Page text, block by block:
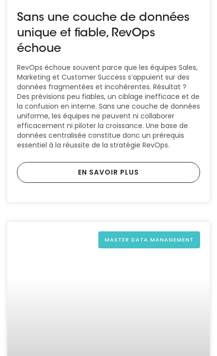
Sans une couche de données
unique et fiable, RevOps
échoue
RevOps échoue souvent parce que les équipes Sales,
Marketing et Customer Success s’appuient sur des
données fragmentées et incohérentes. Résultat ?
Des prévisions peu fiables, un ciblage inefficace et de
la confusion en interne. Sans une couche de données
uniforme, les équipes ne peuvent ni collaborer
efficacement ni piloter la croissance. Une base de
données centralisée constitue donc un prérequis
essentiel à la réussite de la stratégie RevOps.
EN SAVOIR PLUS
MASTER DATA MANAGEMENT